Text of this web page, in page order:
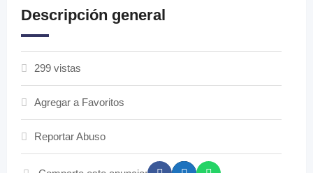
Descripción general
299 vistas
Agregar a Favoritos
Reportar Abuso